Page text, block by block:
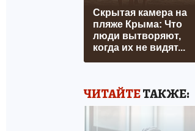
Скрытая камера на
пляже Крыма: Что
люди вытворяют,
когда их не видят...
ЧИТАЙТЕТАКЖЕ: